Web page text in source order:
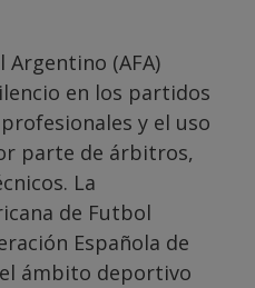
Argentino (AFA)
en los partidos
y el uso
parte de árbitros,
La
de Futbol
Española de
ámbito deportivo